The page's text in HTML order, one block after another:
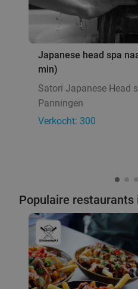
Japanese head spa
min)
Satori Japanese Head
Panningen
Verkocht: 300
Populaire